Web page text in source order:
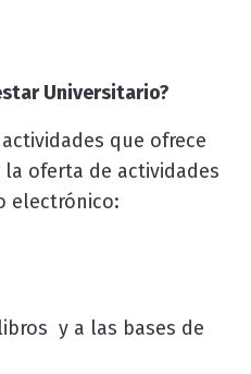
Universitario?
que ofrece
la oferta de actividades
electrónico:
y a las bases de